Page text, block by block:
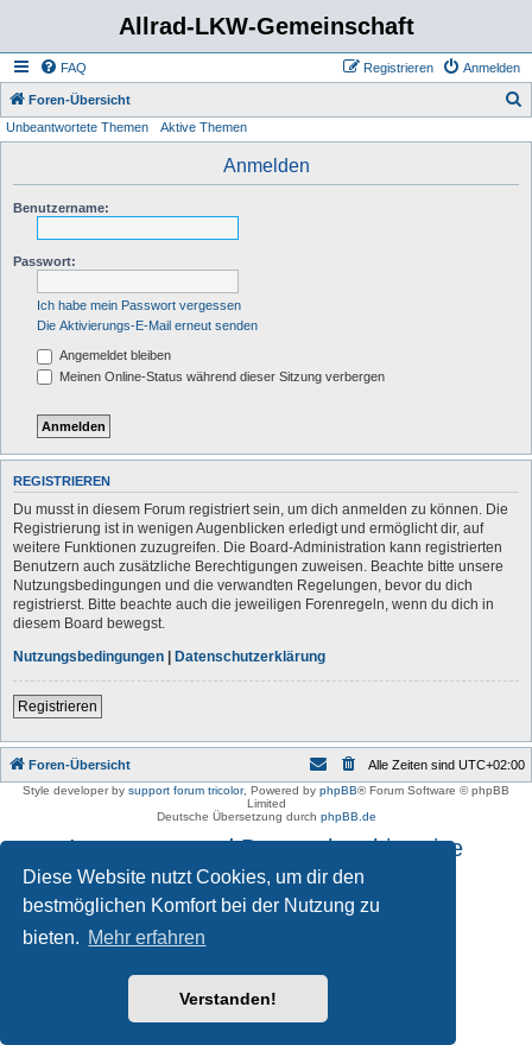
Diese Website nutzt Cookies, um dir den
bestmöglichen Komfort bei der Nutzung zu
bieten. Mehr erfahren
Verstanden!
Allrad-LKW-Gemeinschaft
FAQ Anmelden
Registrieren
Foren-Übersicht
Unbeantwortete Themen Aktive Themen
Anmelden
Benutzername:
Passwort:
Ich habe mein Passwort vergessen
Die Aktivierungs-E-Mail erneut senden
Angemeldet bleiben
Meinen Online-Status während dieser Sitzung verbergen
REGISTRIEREN
Du musst in diesem Forum registriert sein, um dich anmelden zu können. Die
Registrierung ist in wenigen Augenblicken erledigt und ermöglicht dir, auf
weitere Funktionen zuzugreifen. Die Board-Administration kann registrierten
Benutzern auch zusätzliche Berechtigungen zuweisen. Beachte bitte unsere
Nutzungsbedingungen und die verwandten Regelungen, bevor du dich
registrierst. Bitte beachte auch die jeweiligen Forenregeln, wenn du dich in
diesem Board bewegst.
Nutzungsbedingungen | Datenschutzerklärung
Registrieren
Foren-Übersicht Alle Zeiten sind UTC+02:00
Style developer by support forum tricolor, Powered by phpBB® Forum Software © phpBB
Limited
Deutsche Übersetzung durch phpBB.de
Impressum und Datenschutzhinweise